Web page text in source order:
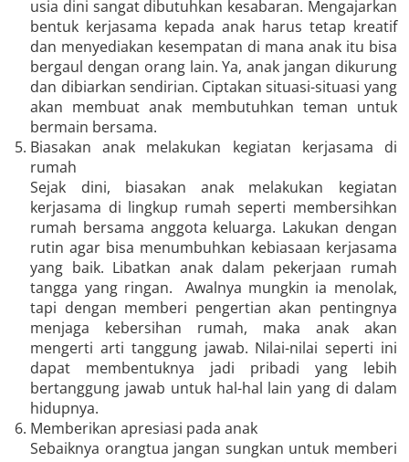
usia dini sangat dibutuhkan kesabaran. Mengajarkan
bentuk kerjasama kepada anak harus tetap kreatif
dan menyediakan kesempatan di mana anak itu bisa
bergaul dengan orang lain. Ya, anak jangan dikurung
dan dibiarkan sendirian. Ciptakan situasi-situasi yang
akan membuat anak membutuhkan teman untuk
bermain bersama.
Biasakan anak melakukan kegiatan kerjasama di
rumah
Sejak dini, biasakan anak melakukan kegiatan
kerjasama di lingkup rumah seperti membersihkan
rumah bersama anggota keluarga. Lakukan dengan
rutin agar bisa menumbuhkan kebiasaan kerjasama
yang baik. Libatkan anak dalam pekerjaan rumah
tangga yang ringan. Awalnya mungkin ia menolak,
tapi dengan memberi pengertian akan pentingnya
menjaga kebersihan rumah, maka anak akan
mengerti arti tanggung jawab. Nilai-nilai seperti ini
dapat membentuknya jadi pribadi yang lebih
bertanggung jawab untuk hal-hal lain yang di dalam
hidupnya.
Memberikan apresiasi pada anak
Sebaiknya orangtua jangan sungkan untuk memberi